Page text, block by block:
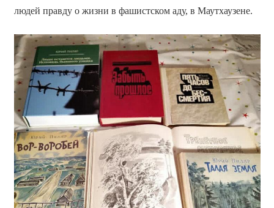
людей правду о жизни в фашистском аду, в Маутхаузене.